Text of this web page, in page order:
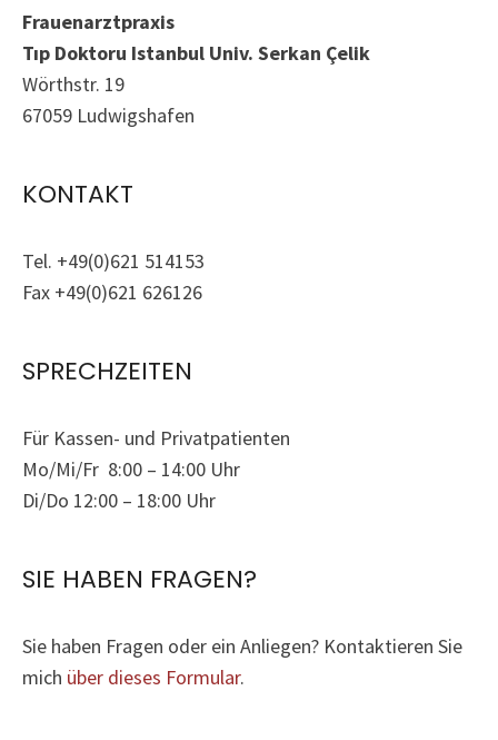
Frauenarztpraxis
Tıp Doktoru Istanbul Univ. Serkan Çelik
Wörthstr. 19
67059 Ludwigshafen
KONTAKT
Tel. +49(0)621 514153
Fax +49(0)621 626126
SPRECHZEITEN
Für Kassen- und Privatpatienten
Mo/Mi/Fr 8:00 – 14:00 Uhr
Di/Do 12:00 – 18:00 Uhr
SIE HABEN FRAGEN?
Sie haben Fragen oder ein Anliegen? Kontaktieren Sie
mich über dieses Formular.